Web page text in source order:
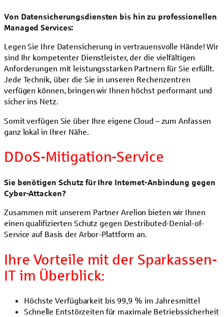
Von Datensicherungsdiensten bis hin zu professionellen
Managed Services:
Legen Sie Ihre Datensicherung in vertrauensvolle Hände! Wir
sind Ihr kompetenter Dienstleister, der die vielfältigen
Anforderungen mit leistungsstarken Partnern für Sie erfüllt.
Jede Technik, über die Sie in unseren Rechenzentren
verfügen können, bringen wir Ihnen höchst performant und
sicher ins Netz.
Somit verfügen Sie über Ihre eigene Cloud – zum Anfassen
ganz lokal in Ihrer Nähe.
DDoS-Mitigation-Service
Sie benötigen Schutz für Ihre Internet-Anbindung gegen
Cyber-Attacken?
Zusammen mit unserem Partner Arelion bieten wir Ihnen
einen qualifizierten Schutz gegen Destributed-Denial-of-
Service auf Basis der Arbor-Plattform an.
Ihre Vorteile mit der Sparkassen-
IT im Überblick:
Höchste Verfügbarkeit bis 99,9 % im Jahresmittel
Schnelle Entstörzeiten für maximale Betriebssicherheit